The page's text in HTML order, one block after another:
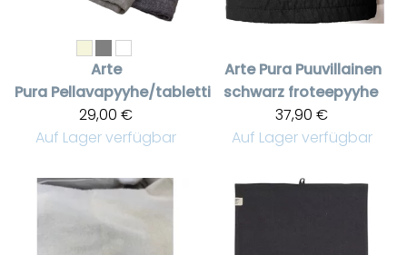
Arte
Pura Pellavapyyhe/tabletti
29,00 €
Auf Lager verfügbar
Arte Pura Puuvillainen
schwarz froteepyyhe
37,90 €
Auf Lager verfügbar